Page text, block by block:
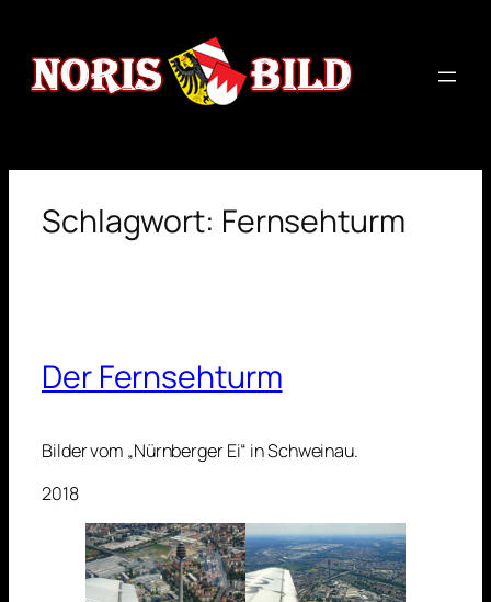
springen
Schlagwort: Fernsehturm
Der Fernsehturm
Bilder vom „Nürnberger Ei“ in Schweinau.
2018